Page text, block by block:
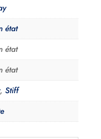
état
état
état
, Stiff